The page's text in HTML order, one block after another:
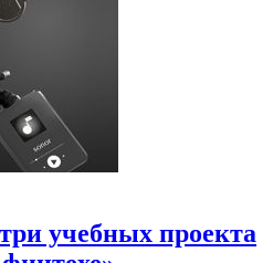
учебных проекта